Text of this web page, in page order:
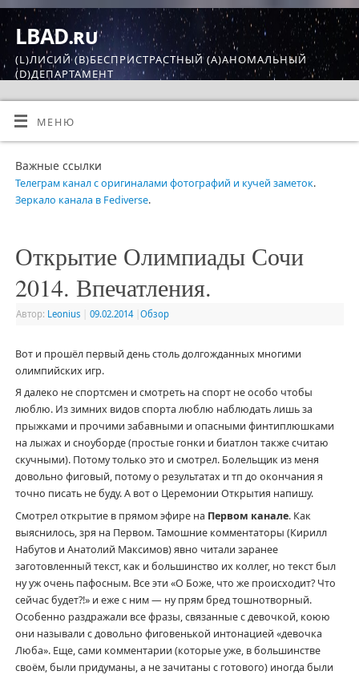
LBAD.ru
(L)ЛИСИЙ (B)БЕСПРИСТРАСТНЫЙ (A)АНОМАЛЬНЫЙ
(D)ДЕПАРТАМЕНТ
МЕНЮ
Важные ссылки
Телеграм канал с оригиналами фотографий и кучей заметок.
Зеркало канала в Fediverse.
Открытие Олимпиады Сочи
2014. Впечатления.
Автор: Leonius 09.02.2014 Обзор
Вот и прошёл первый день столь долгожданных многими
олимпийских игр.
Я далеко не спортсмен и смотреть на спорт не особо чтобы
люблю. Из зимних видов спорта люблю наблюдать лишь за
прыжками и прочими забавными и опасными финтиплюшками
на лыжах и сноуборде (простые гонки и биатлон также считаю
скучными). Потому только это и смотрел. Болельщик из меня
довольно фиговый, потому о результатах и тп до окончания я
точно писать не буду. А вот о Церемонии Открытия напишу.
Смотрел открытие в прямом эфире на Первом канале. Как
выяснилось, зря на Первом. Тамошние комментаторы (Кирилл
Набутов и Анатолий Максимов) явно читали заранее
заготовленный текст, как и большинство их коллег, но текст был
ну уж очень пафосным. Все эти «О Боже, что же происходит? Что
сейчас будет?!» и еже с ним — ну прям бред тошнотворный.
Особенно раздражали все фразы, связанные с девочкой, коюю
они называли с довольно фиговенькой интонацией «девочка
Люба». Еще, сами комментарии (которые уже, в большинстве
своём, были придуманы, а не зачитаны с готового) иногда были